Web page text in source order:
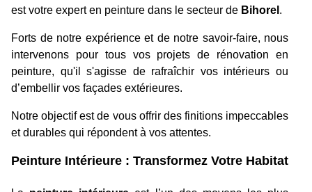
est votre expert en peinture dans le secteur de Bihorel .
Forts de notre expérience et de notre savoir-faire, nous
intervenons pour tous vos projets de rénovation en
peinture, qu'il s'agisse de rafraîchir vos intérieurs ou
d’embellir vos façades extérieures.
Notre objectif est de vous offrir des finitions impeccables
et durables qui répondent à vos attentes.
Peinture Intérieure : Transformez Votre Habitat